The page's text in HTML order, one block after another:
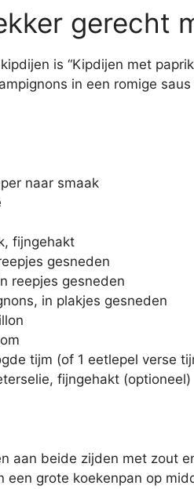
gerecht
is “Kipdijen met
in een romige
naar smaak
fijngehakt
gesneden
reepjes gesneden
in plakjes gesneden
tijm (of 1 eetlepel verse
fijngehakt (optioneel)
aan beide zijden met zout
een grote koekenpan op